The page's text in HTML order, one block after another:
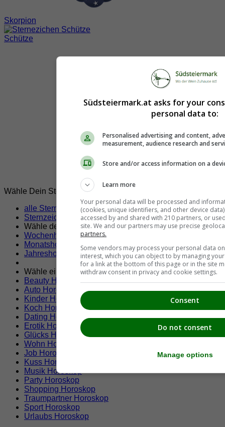
Skorpion
Schütze
Wähle Dein Sternzeichen!
alle Sternzeichen
Sternzeichen Stier
Wähle dein Horoskop
Wochenhoroskop Stier
Monatshoroskop Stier
Jahreshoroskop Stier
Wähle ein Themen Horoskop
Beauty Horoskop
Auto Horoskop
Kinder Horoskop
Koch Horoskop
Dating Horoskop
Erotik Horoskop
Glücks Horoskop
Wohn Horoskop
Job Horoskop
Kuss Horoskop
Musik Horoskop
Party Horoskop
Shopping Horoskop
Traumpartner Horoskop
Sport Horoskop
Urlaubs Horoskop
Südsteiermark.at asks for your
personal data to:
Personalised advertising and content,
measurement, audience research and
Store and/or access information on a
Learn more
Your personal data will be processed and
(cookies, unique identifiers, and other device
accessed by and shared with 210 partners, or
site. We and our partners may use precise
partners.
Some vendors may process your personal data
interest, which you can object to by managing
for a link at the bottom of this page or in the site
withdraw consent in privacy and cookie settings.
Consent
Do not consent
Manage options